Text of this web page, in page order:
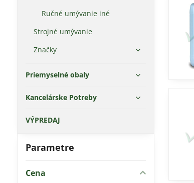
Parametre
Cena
Ručné umývanie iné
Strojné umývanie
Značky
Priemyselné obaly
Kancelárske Potreby
VÝPREDAJ